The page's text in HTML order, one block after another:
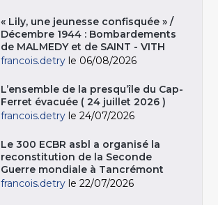
« Lily, une jeunesse confisquée » /
Décembre 1944 : Bombardements
de MALMEDY et de SAINT - VITH
francois.detry le 06/08/2026
L’ensemble de la presqu’île du Cap-
Ferret évacuée ( 24 juillet 2026 )
francois.detry le 24/07/2026
Le 300 ECBR asbl a organisé la
reconstitution de la Seconde
Guerre mondiale à Tancrémont
francois.detry le 22/07/2026